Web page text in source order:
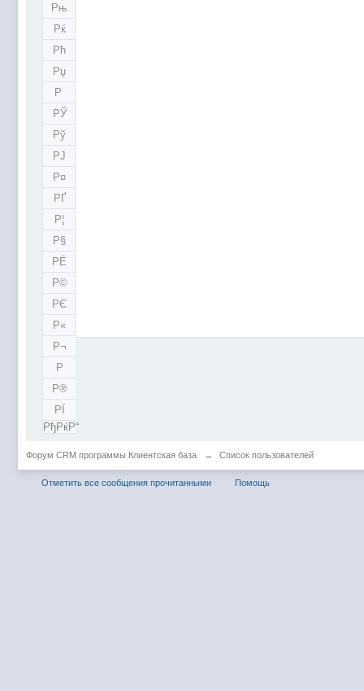
Рњ
Рќ
Рћ
Рџ
Р
РЎ
Рў
РЈ
Р¤
РҐ
Р¦
Р§
РЁ
Р©
РЄ
Р«
Р¬
Р­
Р®
РЇ
РђРќР“
Форум CRM программы Клиентская база → Список пользователей
Отметить все сообщения прочитанными Помощь